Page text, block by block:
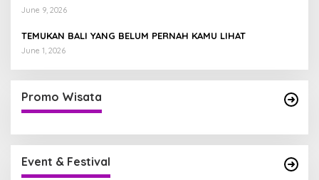
June 9, 2026
TEMUKAN BALI YANG BELUM PERNAH KAMU LIHAT
June 1, 2026
Promo Wisata
Event & Festival